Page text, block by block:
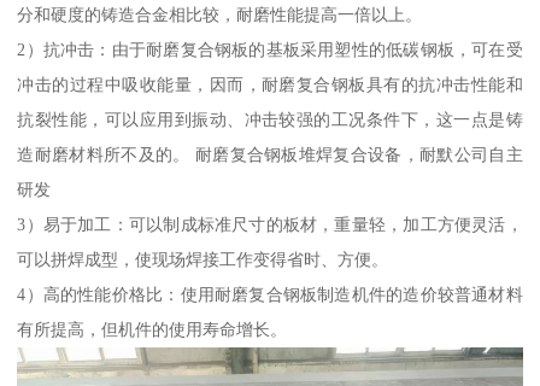
分和硬度的铸造合金相比较，耐磨性能提高一倍以上。
2）抗冲击：由于耐磨复合钢板的基板采用塑性的低碳钢板，可在受
冲击的过程中吸收能量，因而，耐磨复合钢板具有的抗冲击性能和
抗裂性能，可以应用到振动、冲击较强的工况条件下，这一点是铸
造耐磨材料所不及的。 耐磨复合钢板堆焊复合设备，耐默公司自主
研发
3）易于加工：可以制成标准尺寸的板材，重量轻，加工方便灵活，
可以拼焊成型，使现场焊接工作变得省时、方便。
4）高的性能价格比：使用耐磨复合钢板制造机件的造价较普通材料
有所提高，但机件的使用寿命增长。